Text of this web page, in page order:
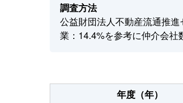
調査方法
公益財団法人不動産流通推
業：14.4%を参考に仲介会社
年度（年）